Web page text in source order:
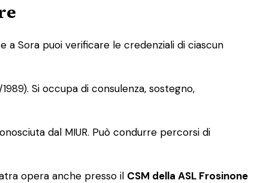
a Sora puoi verificare le credenziali di ciascun
Si occupa di consulenza, sostegno,
dal MIUR. Può condurre percorsi di
opera anche presso il CSM della ASL Frosinone